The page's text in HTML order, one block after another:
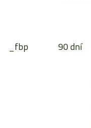
_fbp 90 dní